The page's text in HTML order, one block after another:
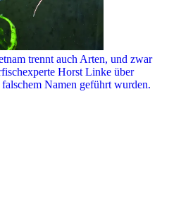
trennt auch Arten, und zwar
Horst Linke über
Namen geführt wurden.